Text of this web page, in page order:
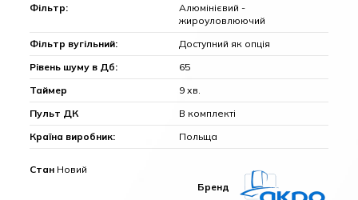
Фільтр:
Алюмінієвий -
жироуловлюючий
Фільтр вугільний:
Доступний як опція
Рівень шуму в Дб:
65
Таймер
9 хв.
Пульт ДК
В комплекті
Країна виробник:
Польща
Бренд
Стан Новий